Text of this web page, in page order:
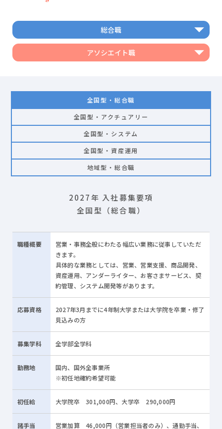
総合職
アソシエイト職
全国型・総合職
全国型・ アクチュアリー
全国型・システム
全国型・資産運用
地域型・総合職
2027年 入社募集要項
全国型（総合職）
職種概要
営業・事務全般にわたる幅広い業務に従事していただ
きます。
具体的な業務としては、営業、営業支援、商品開発、
資産運用、アンダーライター、お客さまサービス、契
約管理、システム開発等があります。
応募資格
2027年3月までに4年制大学または大学院を卒業・修了
見込みの方
募集学科 全学部全学科
勤務地
国内、国外全事業所
※初任地確約希望可能
初任給 大学院卒 301,000円、大学卒 290,000円
諸手当
営業加算 46,000円（営業担当者のみ）、通勤手当、